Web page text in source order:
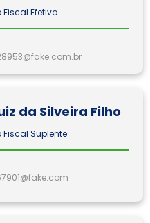
Efetivo
da Silveira Filho
Fiscal Suplente